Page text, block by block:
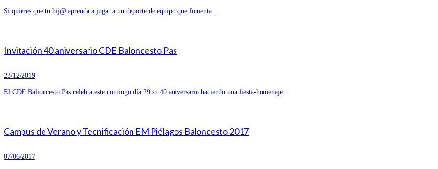
Si quieres que tu hij@ aprenda a jugar a un deporte de equipo que fomenta...
Invitación 40 aniversario CDE Baloncesto Pas
23/12/2019
El CDE Balioncesto Pas celebra este domingo día 29 su 40 aniversario haciendo una fiesta-homenaje...
Campus de Verano y Tecnificación EM Piélagos Baloncesto 2017
07/06/2017